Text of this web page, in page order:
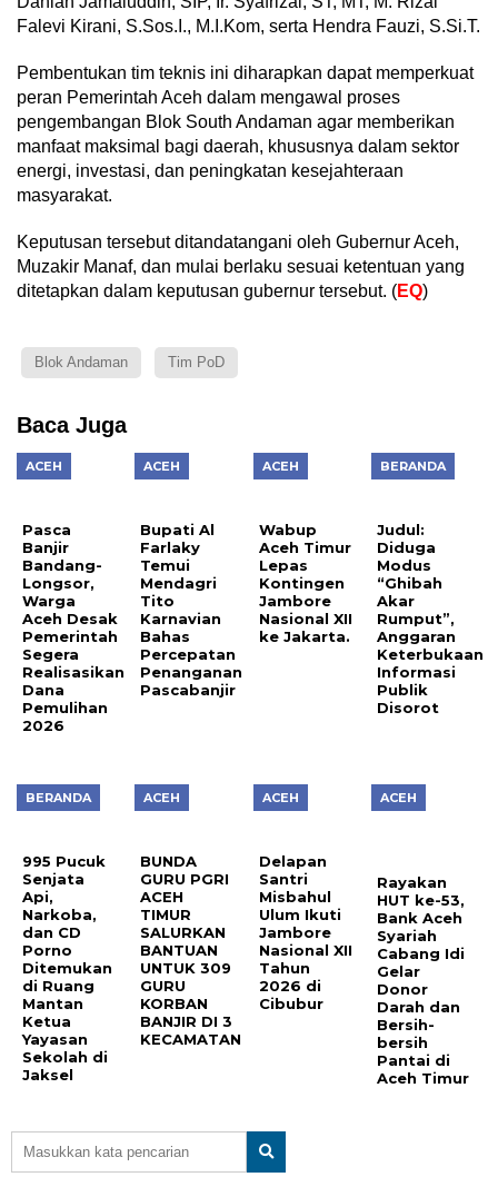
Falevi Kirani, S.Sos.I., M.I.Kom, serta Hendra Fauzi, S.Si.T.
Pembentukan tim teknis ini diharapkan dapat memperkuat
peran Pemerintah Aceh dalam mengawal proses
pengembangan Blok South Andaman agar memberikan
manfaat maksimal bagi daerah, khususnya dalam sektor
energi, investasi, dan peningkatan kesejahteraan
masyarakat.
Keputusan tersebut ditandatangani oleh Gubernur Aceh,
Muzakir Manaf, dan mulai berlaku sesuai ketentuan yang
ditetapkan dalam keputusan gubernur tersebut. (EQ)
Blok Andaman Tim PoD
Baca Juga
ACEH
Pasca
Banjir
Bandang-
Longsor,
Warga
Aceh Desak
Pemerintah
Segera
Realisasikan
Dana
Pemulihan
2026
ACEH
Bupati Al
Farlaky
Temui
Mendagri
Tito
Karnavian
Bahas
Percepatan
Penanganan
Pascabanjir
ACEH
Wabup
Aceh Timur
Lepas
Kontingen
Jambore
Nasional XII
ke Jakarta.
BERANDA
Judul:
Diduga
Modus
“Ghibah
Akar
Rumput”,
Anggaran
Keterbukaan
Informasi
Publik
Disorot
BERANDA
995 Pucuk
Senjata
Api,
Narkoba,
dan CD
Porno
Ditemukan
di Ruang
Mantan
Ketua
Yayasan
Sekolah di
Jaksel
ACEH
BUNDA
GURU PGRI
ACEH
TIMUR
SALURKAN
BANTUAN
UNTUK 309
GURU
KORBAN
BANJIR DI 3
KECAMATAN
ACEH
Delapan
Santri
Misbahul
Ulum Ikuti
Jambore
Nasional XII
Tahun
2026 di
Cibubur
ACEH
Rayakan
HUT ke-53,
Bank Aceh
Syariah
Cabang Idi
Gelar
Donor
Darah dan
Bersih-
bersih
Pantai di
Aceh Timur